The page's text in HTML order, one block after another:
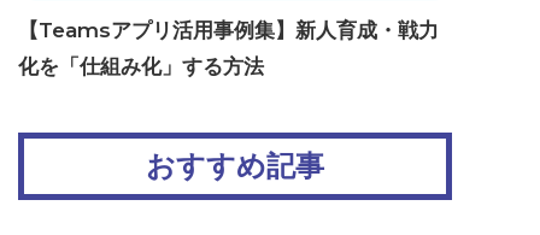
【Teamsアプリ活用事例集】新人育成・戦力
化を「仕組み化」する方法
おすすめ記事